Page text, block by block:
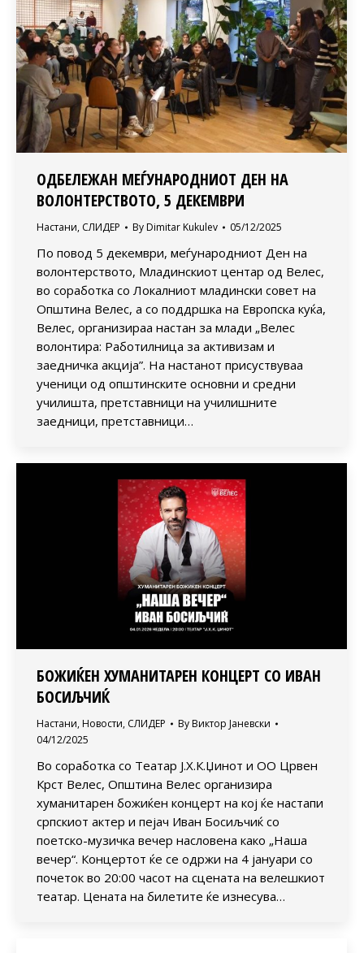
ОДБЕЛЕЖАН МЕЃУНАРОДНИОТ ДЕН НА
ВОЛОНТЕРСТВОТО, 5 ДЕКЕМВРИ
Настани, СЛИДЕР By Dimitar Kukulev 05/12/2025
По повод 5 декември, меѓународниот Ден на
волонтерството, Младинскиот центар од Велес,
во соработка со Локалниот младински совет на
Општина Велес, а со поддршка на Европска куќа,
Велес, организираа настан за млади „Велес
волонтира: Работилница за активизам и
заедничка акција”. На настанот присуствуваа
ученици од општинските основни и средни
училишта, претставници на училишните
заедници, претставници…
БОЖИЌЕН ХУМАНИТАРЕН КОНЦЕРТ СО ИВАН
БОСИЉЧИЌ
Настани, Новости, СЛИДЕР By Виктор Јаневски
04/12/2025
Во соработка со Театар Ј.Х.К.Џинот и ОО Црвен
Крст Велес, Општина Велес организира
хуманитарен божиќен концерт на кој ќе настапи
српскиот актер и пејач Иван Босиљчиќ со
поетско-музичка вечер насловена како „Наша
вечер“. Концертот ќе се одржи на 4 јануари со
почеток во 20:00 часот на сцената на велешкиот
театар. Цената на билетите ќе изнесува…